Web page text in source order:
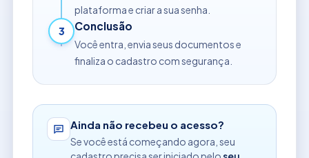
plataforma e criar a sua senha.
3
Conclusão
Você entra, envia seus documentos e
finaliza o cadastro com segurança.
Ainda não recebeu o acesso?
Se você está começando agora, seu